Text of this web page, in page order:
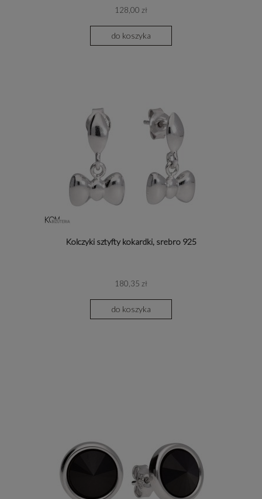
128,00 zł
do koszyka
Kolczyki sztyfty kokardki, srebro 925
180,35 zł
do koszyka